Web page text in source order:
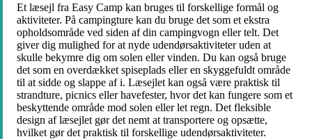
Et læsejl fra Easy Camp kan bruges til forskellige formål og
aktiviteter. På campingture kan du bruge det som et ekstra
opholdsområde ved siden af din campingvogn eller telt. Det
giver dig mulighed for at nyde udendørsaktiviteter uden at
skulle bekymre dig om solen eller vinden. Du kan også bruge
det som en overdækket spiseplads eller en skyggefuldt område
til at sidde og slappe af i. Læsejlet kan også være praktisk til
strandture, picnics eller havefester, hvor det kan fungere som et
beskyttende område mod solen eller let regn. Det fleksible
design af læsejlet gør det nemt at transportere og opsætte,
hvilket gør det praktisk til forskellige udendørsaktiviteter.